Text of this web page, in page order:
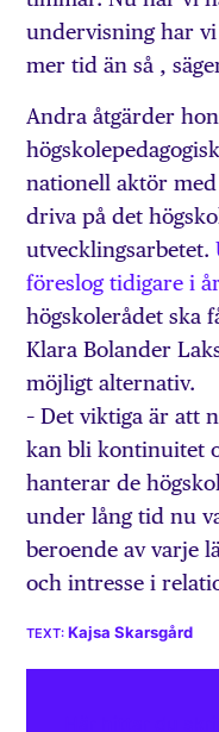
undervisning har
mer tid än så ,
Andra åtgärder
nationell aktör
driva på det
utvecklingsarbetet.
föreslog tidigare i
högskolerådet ska
Klara Bolander
möjligt alternativ.
– Det viktiga är att
kan bli kontinuitet
hanterar de
under lång tid nu
beroende av varje
och intresse i
Kajsa Skarsgård